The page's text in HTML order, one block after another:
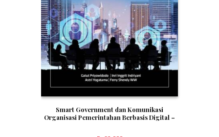
Smart Government dan Komunikasi
Organisasi Pemerintahan Berbasis Digital –